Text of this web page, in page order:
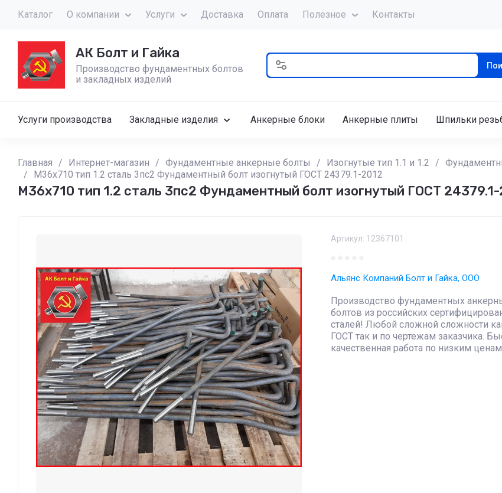
Каталог О компании Услуги Доставка Оплата Полезное Контакты
АК Болт и Гайка
Производство фундаментных болтов
и закладных изделий
Услуги производства Закладные изделия Анкерные блоки Анкерные плиты Шпильки
Главная / Интернет-магазин / Фундаментные анкерные болты / Изогнутые тип 1.1 и 1.2 /
/
М36x710 тип 1.2 сталь 3пс2 Фундаментный болт изогнутый ГОСТ 24379.1-2012
М36x710 тип 1.2 сталь 3пс2 Фундаментный болт изогнутый ГОСТ
Артикул: 12367101
Альянс Компаний Болт и Гайка, ООО
Производство фундаментных
болтов из российских
сталей! Любой сложной сложности
ГОСТ так и по чертежам заказчика.
качественная работа по низким